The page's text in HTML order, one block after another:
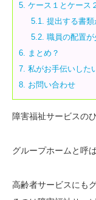
5. ケース１とケース
5.1. 提出する書
5.2. 職員の配置
6. まとめ？
7. 私がお手伝いした
8. お問い合わせ
障害福祉サービスの
グループホームと呼
高齢者サービスにも